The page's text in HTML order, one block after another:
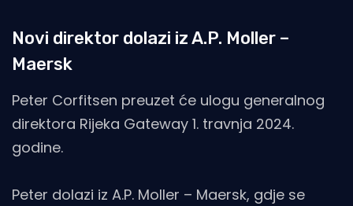
Novi direktor dolazi iz A.P. Moller –
Maersk
Peter Corfitsen preuzet će ulogu generalnog
direktora Rijeka Gateway 1. travnja 2024.
godine.
Peter dolazi iz A.P. Moller – Maersk, gdje se